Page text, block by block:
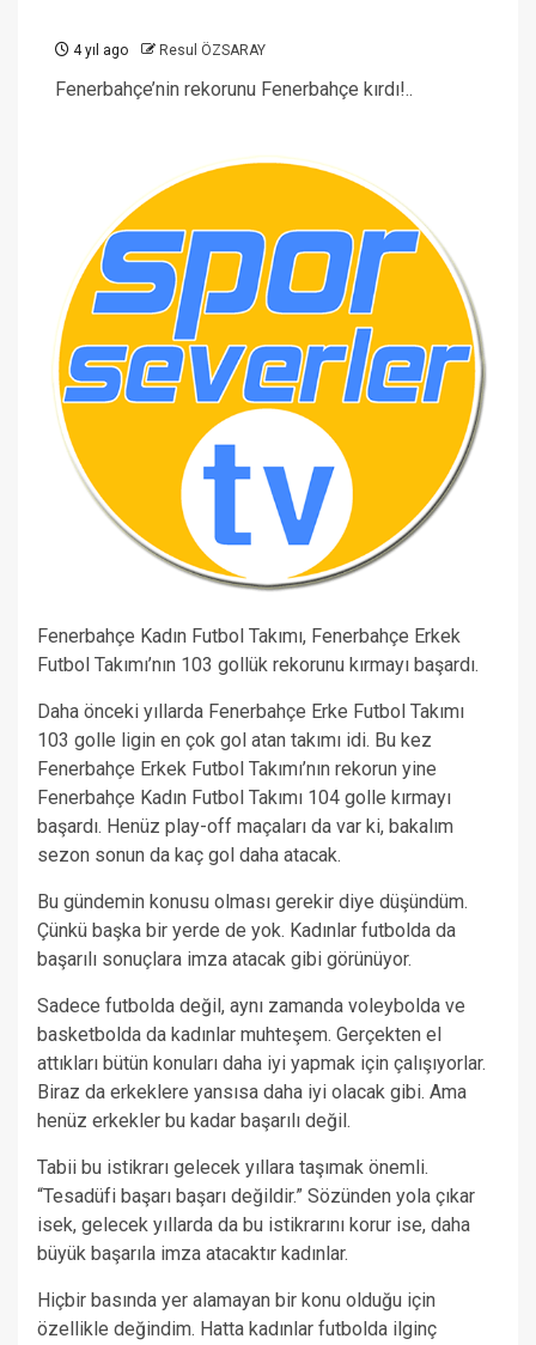
4 yıl ago Resul ÖZSARAY
Fenerbahçe’nin rekorunu Fenerbahçe kırdı!..
Fenerbahçe Kadın Futbol Takımı, Fenerbahçe Erkek
Futbol Takımı’nın 103 gollük rekorunu kırmayı başardı.
Daha önceki yıllarda Fenerbahçe Erke Futbol Takımı
103 golle ligin en çok gol atan takımı idi. Bu kez
Fenerbahçe Erkek Futbol Takımı’nın rekorun yine
Fenerbahçe Kadın Futbol Takımı 104 golle kırmayı
başardı. Henüz play-off maçaları da var ki, bakalım
sezon sonun da kaç gol daha atacak.
Bu gündemin konusu olması gerekir diye düşündüm.
Çünkü başka bir yerde de yok. Kadınlar futbolda da
başarılı sonuçlara imza atacak gibi görünüyor.
Sadece futbolda değil, aynı zamanda voleybolda ve
basketbolda da kadınlar muhteşem. Gerçekten el
attıkları bütün konuları daha iyi yapmak için çalışıyorlar.
Biraz da erkeklere yansısa daha iyi olacak gibi. Ama
henüz erkekler bu kadar başarılı değil.
Tabii bu istikrarı gelecek yıllara taşımak önemli.
“Tesadüfi başarı başarı değildir.” Sözünden yola çıkar
isek, gelecek yıllarda da bu istikrarını korur ise, daha
büyük başarıla imza atacaktır kadınlar.
Hiçbir basında yer alamayan bir konu olduğu için
özellikle değindim. Hatta kadınlar futbolda ilginç